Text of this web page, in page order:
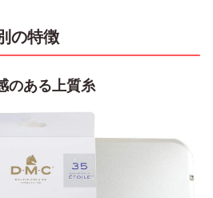
の特徴
のある上質糸